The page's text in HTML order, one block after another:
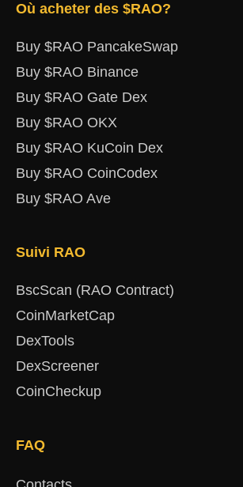
Où acheter des $RAO?
Buy $RAO PancakeSwap
Buy $RAO Binance
Buy $RAO Gate Dex
Buy $RAO OKX
Buy $RAO KuCoin Dex
Buy $RAO CoinCodex
Buy $RAO Ave
Suivi RAO
BscScan (RAO Contract)
CoinMarketCap
DexTools
DexScreener
CoinCheckup
FAQ